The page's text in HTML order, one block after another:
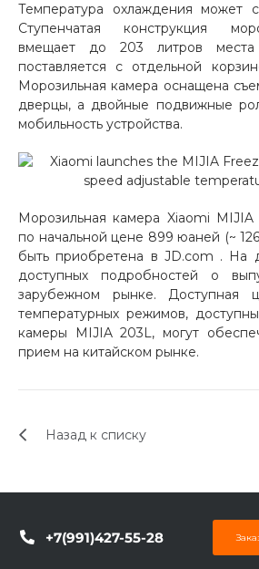
Подробнее
об оплате Плайтом
недели
Остались вопросы?
8 800 302-02-
plait.ru
Температура охлаждения может
Ступенчатая конструкция
вмещает до 203 литров
поставляется с отдельной
Морозильная камера оснащена
дверцы, а двойные подвижные
мобильность устройства.
Морозильная камера Xiaomi MIJIA
по начальной цене 899 юаней (~
быть приобретена в JD.com . На
доступных подробностей о
зарубежном рынке. Доступная
температурных режимов,
камеры MIJIA 203L, могут
прием на китайском рынке.
Назад к списку
+7(991)427-55-28